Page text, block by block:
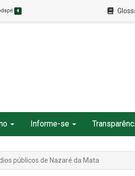
4
Informe-se
públicos de Nazaré da Mata